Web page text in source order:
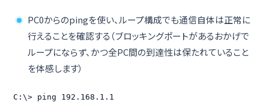
PC0からのpingを使い、ループ構成でも通信自体は正常に
行えることを確認する（ブロッキングポートがあるおかげで
ループにならず、かつ全PC間の到達性は保たれていること
を体感します）
C:\> ping 192.168.1.1